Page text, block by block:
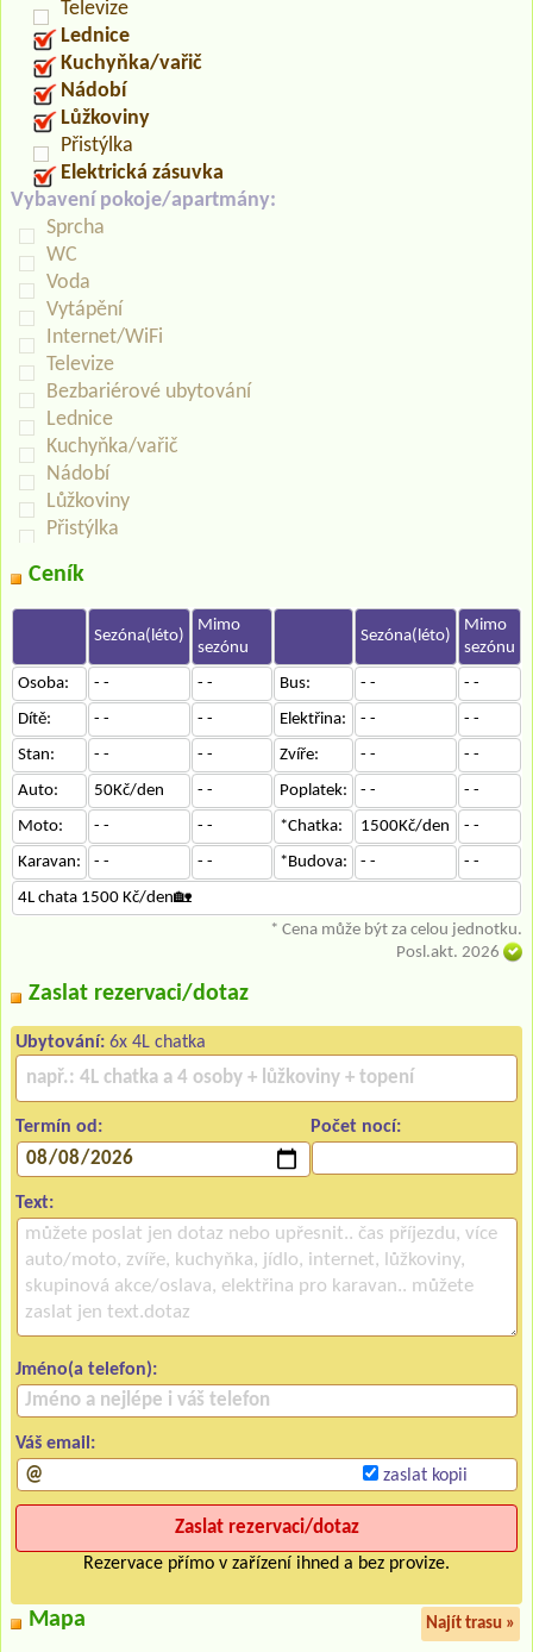
Televize
Lednice
Kuchyňka/vařič
Nádobí
Lůžkoviny
Přistýlka
Elektrická zásuvka
Vybavení pokoje/apartmány:
Sprcha
WC
Voda
Vytápění
Internet/WiFi
Televize
Bezbariérové ubytování
Lednice
Kuchyňka/vařič
Nádobí
Lůžkoviny
Přistýlka
Ceník
Sezóna(léto)
Mimo
sezónu
Sezóna(léto)
Mimo
sezónu
Osoba:
- - - - Bus: - -
- -
Dítě:
- - - - Elektřina: - -
- -
Stan:
- - - - Zvíře: - -
- -
Auto:
50Kč/den - - Poplatek: - -
- -
Moto:
- - - - *Chatka: 1500Kč/den
- -
Karavan:
- - - - *Budova: - -
- -
4L chata 1500 Kč/den🏡
* Cena může být za celou jednotku.
Posl.akt. 2026
Zaslat rezervaci/dotaz
Ubytování: 6x 4L chatka
Termín od: Počet nocí:
Text:
Jméno(a telefon):
Váš email:
zaslat kopii
Rezervace přímo v zařízení ihned a bez provize.
Mapa Najít trasu »